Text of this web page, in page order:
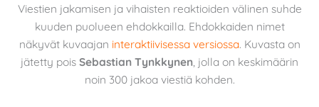
Viestien jakamisen ja vihaisten reaktioiden välinen suhde
kuuden puolueen ehdokkailla. Ehdokkaiden nimet
näkyvät kuvaajan interaktiivisessa versiossa. Kuvasta on
jätetty pois Sebastian Tynkkynen , jolla on keskimäärin
noin 300 jakoa viestiä kohden.